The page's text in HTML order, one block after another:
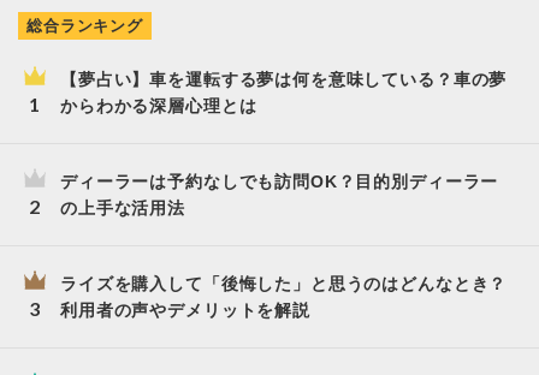
総合ランキング
【夢占い】車を運転する夢は何を意味している？車の夢
からわかる深層心理とは
ディーラーは予約なしでも訪問OK？目的別ディーラー
の上手な活用法
ライズを購入して「後悔した」と思うのはどんなとき？
利用者の声やデメリットを解説